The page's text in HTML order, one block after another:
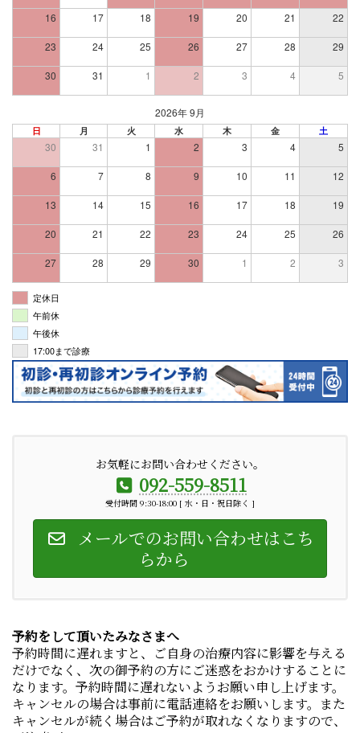
16 17 18 19 20 21 22
23 24 25 26 27 28 29
30 31 1 2 3 4 5
2026年 9月
日 月 火 水 木 金 土
30 31 1 2 3 4 5
6 7 8 9 10 11 12
13 14 15 16 17 18 19
20 21 22 23 24 25 26
27 28 29 30 1 2 3
定休日
午前休
午後休
17:00まで診療
お気軽にお問い合わせください。
092-559-8511
受付時間 9:30-18:00 [ 水・日・祝日除く ]
メールでのお問い合わせはこち
らから
予約をして頂いたみなさまへ
予約時間に遅れますと、ご自身の治療内容に影響を与える
だけでなく、次の御予約の方にご迷惑をおかけすることに
なります。予約時間に遅れないようお願い申し上げます。
キャンセルの場合は事前に電話連絡をお願いします。また
キャンセルが続く場合はご予約が取れなくなりますので、